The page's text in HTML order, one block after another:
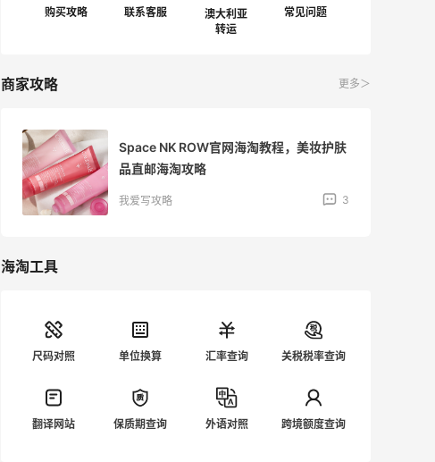
澳大利亚
转运
商家攻略 更多＞
Space NK ROW官网海淘教程，美妆护肤
品直邮海淘攻略
我爱写攻略 3
海淘工具
尺码对照 单位换算 汇率查询 关税税率查询
翻译网站 保质期查询 外语对照 跨境额度查询